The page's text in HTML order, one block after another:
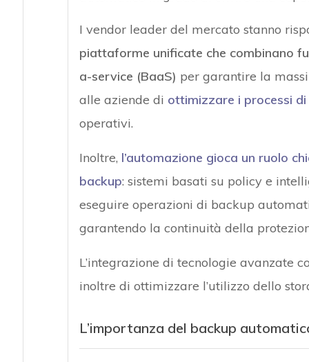
I vendor leader del mercato stanno
piattaforme unificate che combinano
a-service (BaaS) per garantire la
alle aziende di ottimizzare i processi
operativi.
Inoltre, l’automazione gioca un ruolo
backup: sistemi basati su policy e
eseguire operazioni di backup
garantendo la continuità della
L’integrazione di tecnologie avanzate
inoltre di ottimizzare l’utilizzo dello
L’importanza del backup